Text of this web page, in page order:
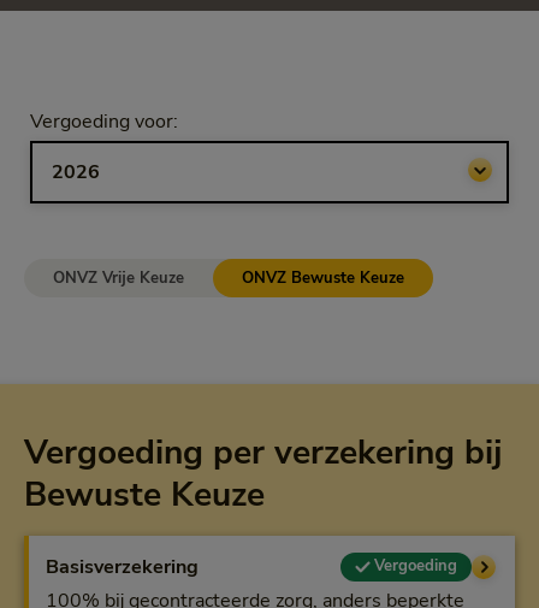
Selecteer jaar
Vergoeding voor:
Bij het kiezen van een optie volgt een doorgestuurde link.
ONVZ Vrije Keuze ONVZ Bewuste Keuze
Vergoeding per verzekering bij
Bewuste Keuze
Basisverzekering Vergoeding
100% bij gecontracteerde zorg, anders beperkte